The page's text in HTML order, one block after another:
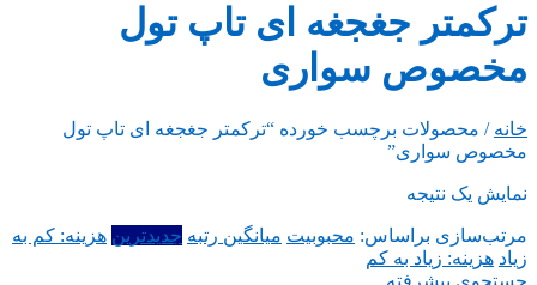
ترکمتر جغجغه ای تاپ تول
مخصوص سواری
خانه / محصولات برچسب خورده “ترکمتر جغجغه ای تاپ تول
مخصوص سواری”
نمایش یک نتیجه
مرتب‌سازی براساس: محبوبیت میانگین رتبه جدیدترین هزینه: کم به
زیاد هزینه: زیاد به کم
جستجوی پیشرفته